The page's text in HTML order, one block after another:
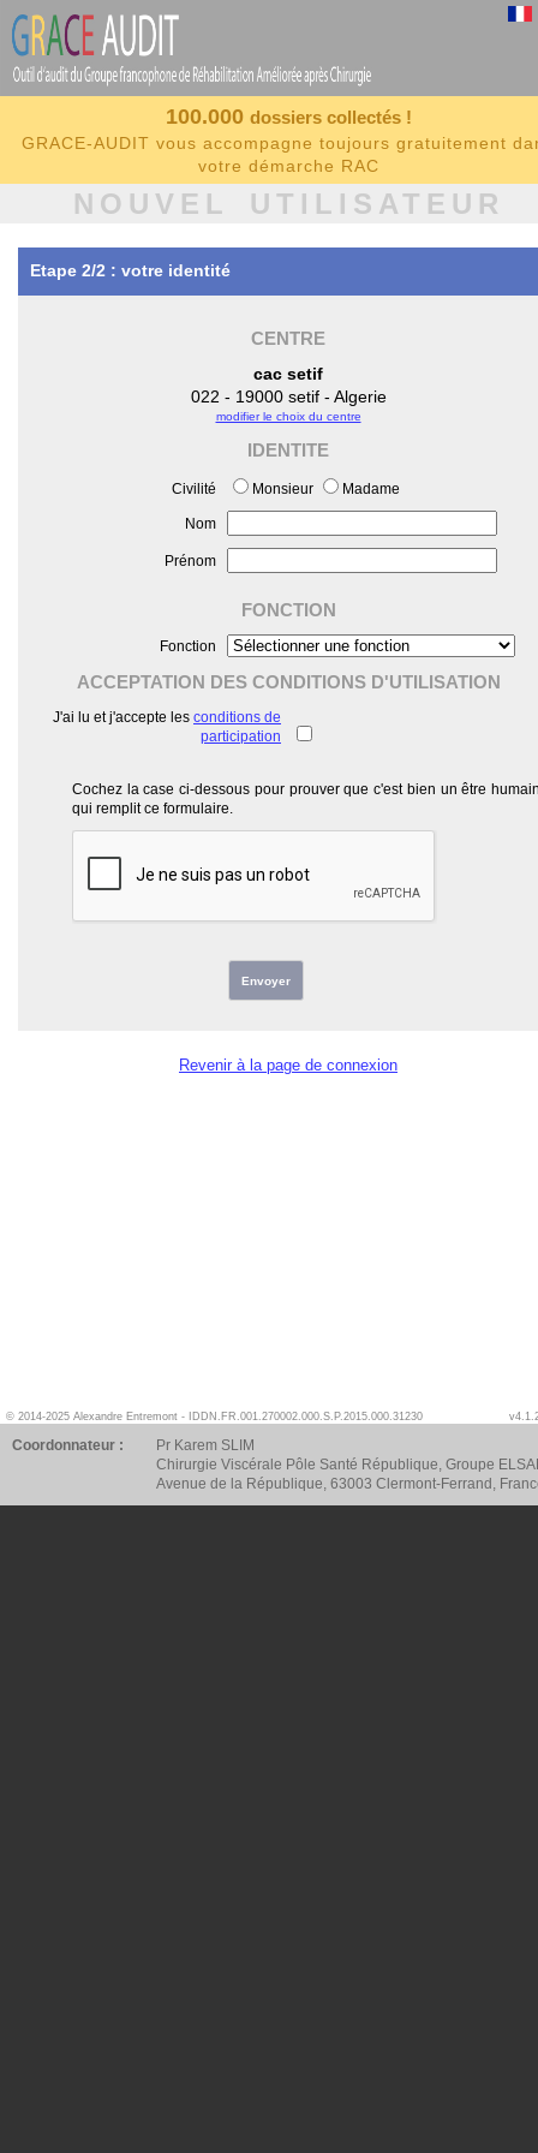
100.000 dossiers collectés !
GRACE-AUDIT vous accompagne toujours gratuitement
votre démarche RAC
NOUVEL UTILISATEUR
Etape 2/2 : votre identité
CENTRE
cac setif
022 - 19000 setif - Algerie
modifier le choix du centre
IDENTITE
Civilité Monsieur Madame
Nom
Prénom
FONCTION
Fonction
ACCEPTATION DES CONDITIONS D'UTILISATION
J'ai lu et j'accepte les conditions de
participation
Cochez la case ci-dessous pour prouver que c'est bien un être
qui remplit ce formulaire.
Envoyer
Revenir à la page de connexion
© 2014-2025 Alexandre Entremont - IDDN.FR.001.270002.000.S.P.2015.000.31230
Coordonnateur :
Pr Karem SLIM
Chirurgie Viscérale Pôle Santé République, Groupe
Avenue de la République, 63003 Clermont-Ferrand,